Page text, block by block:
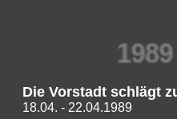
1989
Die Vorstadt schlägt
18.04. - 22.04.1989